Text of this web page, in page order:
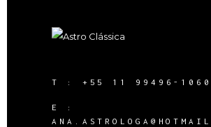
T : +55 11 99496-1060
E :